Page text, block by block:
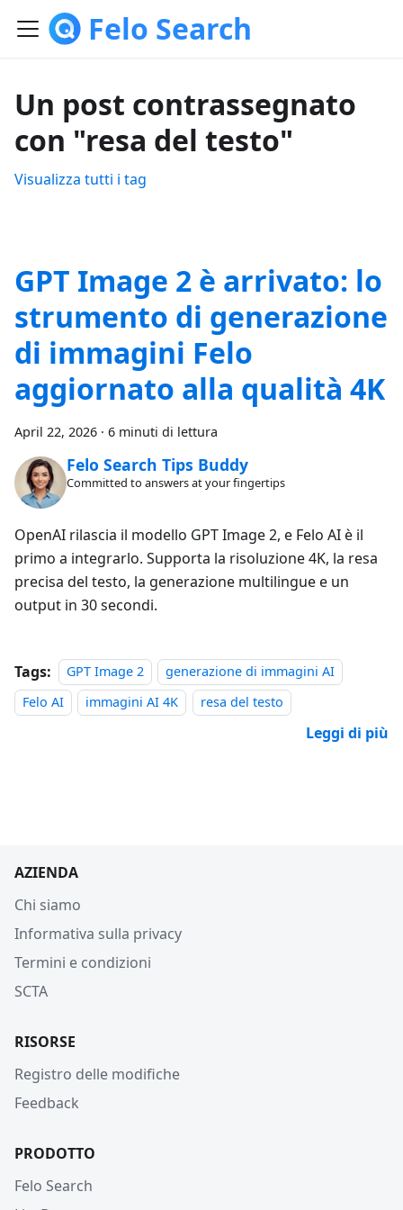
Felo Search
Un post contrassegnato
con "resa del testo"
Visualizza tutti i tag
GPT Image 2 è arrivato: lo
strumento di generazione
di immagini Felo
aggiornato alla qualità 4K
April 22, 2026 · 6 minuti di lettura
Felo Search Tips Buddy
Committed to answers at your fingertips
OpenAI rilascia il modello GPT Image 2, e Felo AI è il
primo a integrarlo. Supporta la risoluzione 4K, la resa
precisa del testo, la generazione multilingue e un
output in 30 secondi.
Tags: GPT Image 2
generazione di immagini AI
Felo AI
immagini AI 4K resa del testo
Leggi di più
AZIENDA
Chi siamo
Informativa sulla privacy
Termini e condizioni
SCTA
RISORSE
Registro delle modifiche
Feedback
PRODOTTO
Felo Search